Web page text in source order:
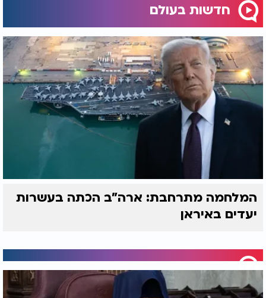
חדשות בעולם
המלחמה מתרחבת: ארה"ב הכתה בעשרות
יעדים באיראן